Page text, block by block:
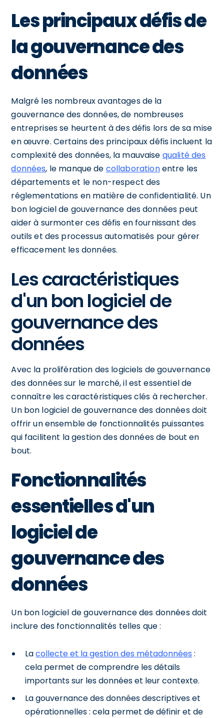
Les principaux défis de
la gouvernance des
données
Malgré les nombreux avantages de la
gouvernance des données, de nombreuses
entreprises se heurtent à des défis lors de sa mise
en œuvre. Certains des principaux défis incluent la
complexité des données, la mauvaise qualité des
données, le manque de collaborationentre les
départements et le non-respect des
réglementations en matière de confidentialité. Un
bon logiciel de gouvernance des données peut
aider à surmonter ces défis en fournissant des
outils et des processus automatisés pour gérer
efficacement les données.
Les caractéristiques
d'un bon logiciel de
gouvernance des
données
Avec la prolifération des logiciels de gouvernance
des données sur le marché, il est essentiel de
connaître les caractéristiques clés à rechercher.
Un bon logiciel de gouvernance des données doit
offrir un ensemble de fonctionnalités puissantes
qui facilitent la gestion des données de bout en
bout.
Fonctionnalités
essentielles d'un
logiciel de
gouvernance des
données
Un bon logiciel de gouvernance des données doit
inclure des fonctionnalités telles que :
Lacollecte et la gestion des métadonnées :
cela permet de comprendre les détails
importants sur les données et leur contexte.
La gouvernance des données descriptives et
opérationnelles : cela permet de définir et de